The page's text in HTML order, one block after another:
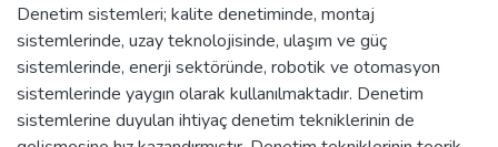
Denetim sistemleri; kalite denetiminde, montaj
sistemlerinde, uzay teknolojisinde, ulaşım ve güç
sistemlerinde, enerji sektöründe, robotik ve otomasyon
sistemlerinde yaygın olarak kullanılmaktadır. Denetim
sistemlerine duyulan ihtiyaç denetim tekniklerinin de